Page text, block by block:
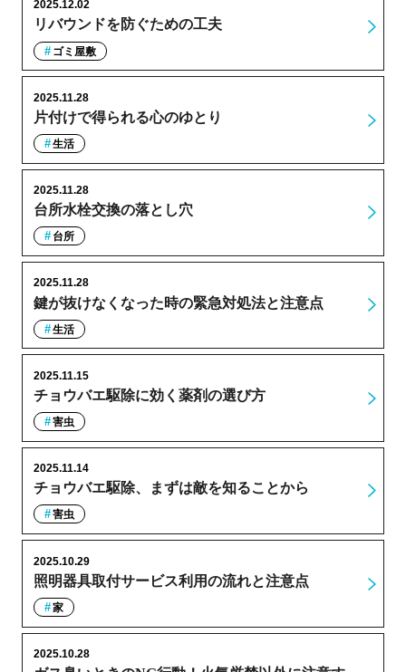
リバウンドを防ぐための工夫
2025.12.02
ゴミ屋敷
片付けで得られる心のゆとり
2025.11.28
生活
台所水栓交換の落とし穴
2025.11.28
台所
鍵が抜けなくなった時の緊急対処法と注意点
2025.11.28
生活
チョウバエ駆除に効く薬剤の選び方
2025.11.15
害虫
チョウバエ駆除、まずは敵を知ることから
2025.11.14
害虫
照明器具取付サービス利用の流れと注意点
2025.10.29
家
2025.10.28